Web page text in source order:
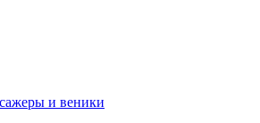
и веники